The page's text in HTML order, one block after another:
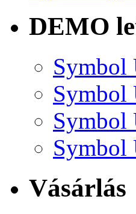
DEMO
Symbol
Symbol
Vásárlás